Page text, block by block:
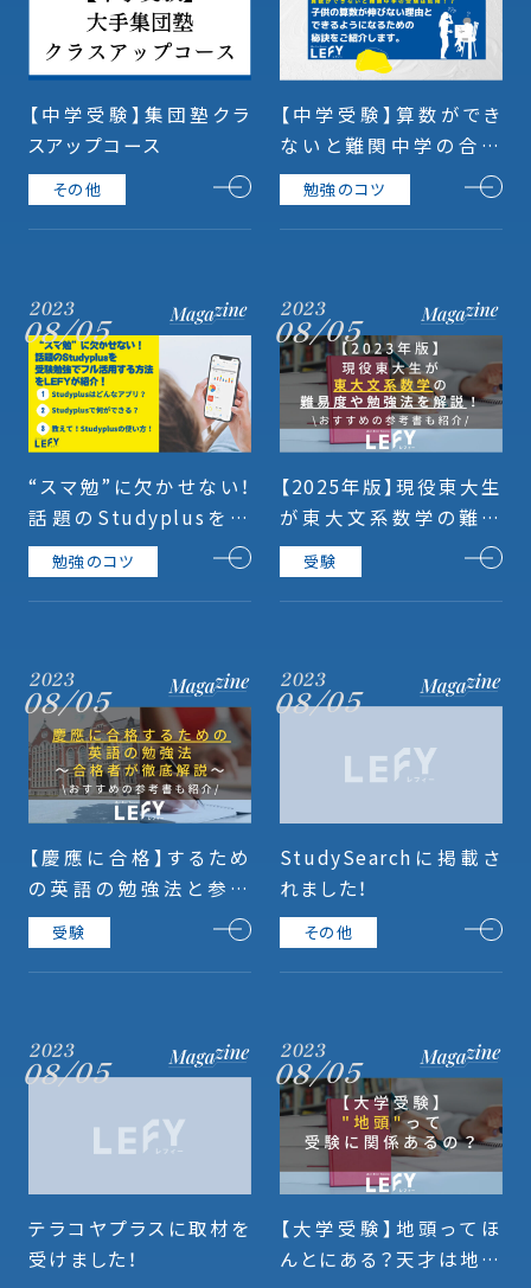
【中学受験】集団塾クラ
スアップコース
その他
【中学受験】算数ができ
ないと難関中学の合格
は困難！？壊滅的にでき
なくてもできるようにな
る方法を紹介！
勉強のコツ
2023
08/05
“スマ勉”に欠かせない！
話題のStudyplusを受
験勉強でフル活用する方
法をLEFYが紹介！
勉強のコツ
2023
08/05
【2025年版】現役東大生
が東大文系数学の難易
度や勉強法を解説！おす
すめの参考書も紹介！
受験
2023
08/05
【慶應に合格】するため
の英語の勉強法と参考
書｜慶應合格者が解説
受験
2023
08/05
StudySearchに掲載さ
れました！
その他
2023
08/05
テラコヤプラスに取材を
受けました！
2023
08/05
【大学受験】地頭ってほ
んとにある？天才は地頭